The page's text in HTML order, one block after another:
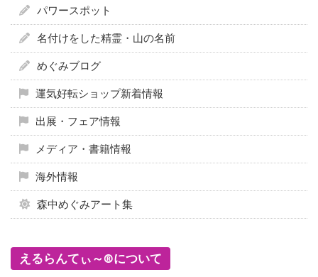
パワースポット
名付けをした精霊・山の名前
めぐみブログ
運気好転ショップ新着情報
出展・フェア情報
メディア・書籍情報
海外情報
森中めぐみアート集
えるらんてぃ～®について